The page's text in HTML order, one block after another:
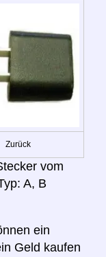
Zurück
vom
A, B
ein
Geld kaufen